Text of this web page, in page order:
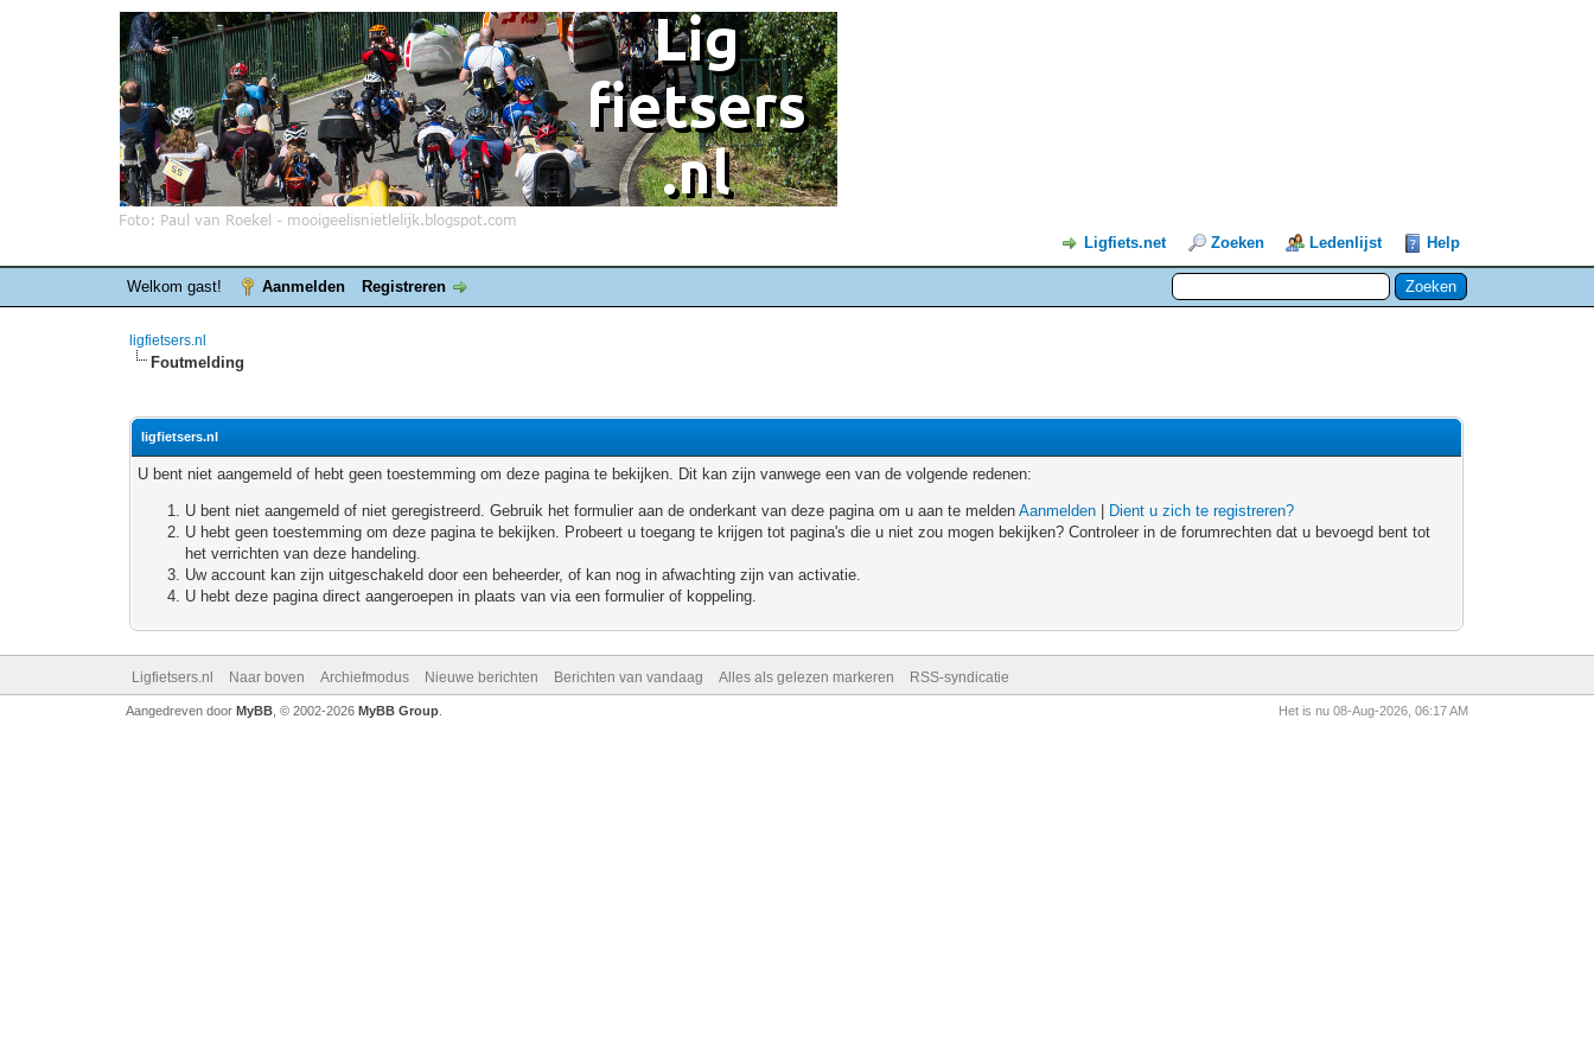
Ligfiets.net Zoeken Ledenlijst Help
Welkom gast! Aanmelden Registreren
ligfietsers.nl
Foutmelding
ligfietsers.nl
U bent niet aangemeld of hebt geen toestemming om deze pagina te bekijken. Dit kan zijn vanwege een van de volgende redenen:
U bent niet aangemeld of niet geregistreerd. Gebruik het formulier aan de onderkant van deze pagina om u aan te meldenAanmelden
Dient u zich te registreren?
U hebt geen toestemming om deze pagina te bekijken. Probeert u toegang te krijgen tot pagina's die u niet zou mogen bekijken? Controleer in de forumrechten dat u bevoegd bent tot
het verrichten van deze handeling.
Uw account kan zijn uitgeschakeld door een beheerder, of kan nog in afwachting zijn van activatie.
U hebt deze pagina direct aangeroepen in plaats van via een formulier of koppeling.
Ligfietsers.nl Naar boven Archiefmodus Nieuwe berichten Berichten van vandaag Alles als gelezen markeren RSS-syndicatie
Het is nu 08-Aug-2026, 06:17 AM
Aangedreven door MyBB, © 2002-2026 MyBB Group.